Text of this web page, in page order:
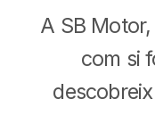
A SB
com si